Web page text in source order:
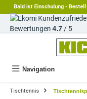
springen
Bald ist Einschulung -
Bewertungen 4.7/ 5
Navigation
Tischtennis